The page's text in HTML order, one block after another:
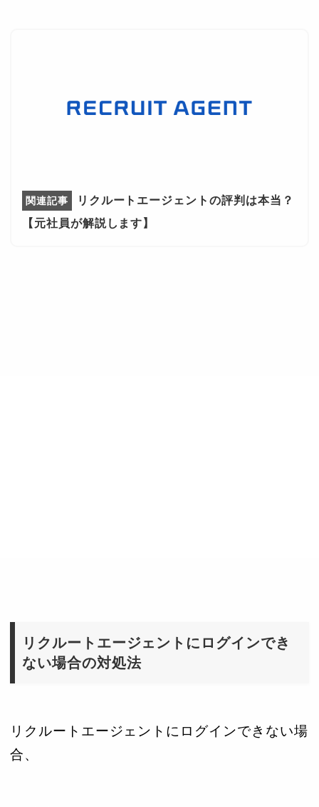
リクルートエージェントの評判は本当？
【元社員が解説します】
リクルートエージェントにログインでき
ない場合の対処法
リクルートエージェントにログインできない場
合、